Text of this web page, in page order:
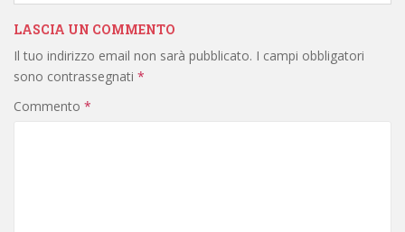
LASCIA UN COMMENTO
Il tuo indirizzo email non sarà pubblicato. I campi obbligatori
sono contrassegnati *
Commento *